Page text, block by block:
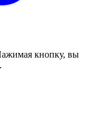
кнопку, вы